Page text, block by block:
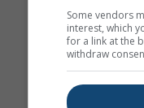
Some vendors
interest, which
for a link at the
withdraw